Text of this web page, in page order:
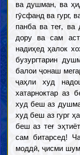
ва душман, ва
гӯсфанд ва гург,
панба ва теғ, ва
дору ва сам
надиҳед ҳалок
бузургтарин
балои ҷонаш
ҷаҳли худ
хатарноктар аз
худ беш аз
худ беш аз гург
беш аз теғ
сам битарсед!
моддӣ, ҷисми